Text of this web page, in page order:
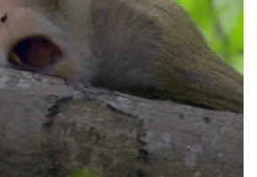
Desculpe!
nenhuma unidade
cidade ou bairro que
você digitou.